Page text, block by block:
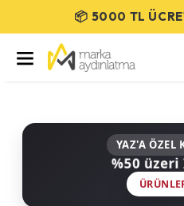
SEÇİLİ
YAZ'A ÖZEL
%50